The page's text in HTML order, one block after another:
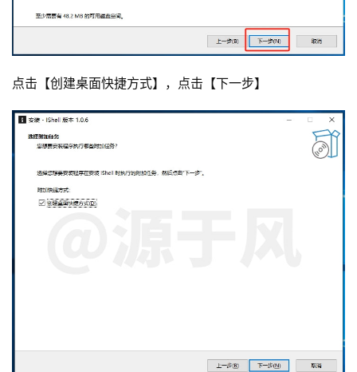
点击【创建桌面快捷方式】，点击【下一步】